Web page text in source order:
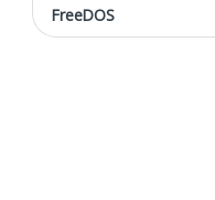
FreeDOS